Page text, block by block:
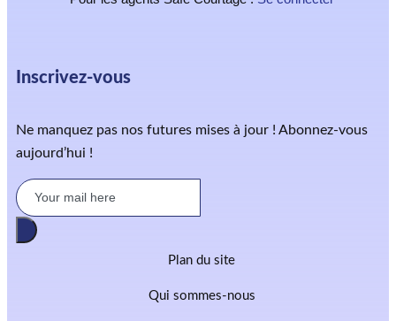
Inscrivez-vous
Ne manquez pas nos futures mises à jour ! Abonnez-vous
aujourd’hui !
Plan du site
Qui sommes-nous